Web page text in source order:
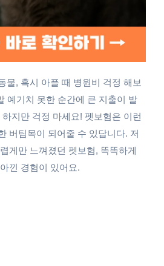
물, 혹시 아플 때 병원비 걱정 해보
예기치 못한 순간에 큰 지출이 발
지만 걱정 마세요! 펫보험은 이런
버팀목이 되어줄 수 있답니다. 저
게만 느껴졌던 펫보험, 똑똑하게
낀 경험이 있어요.